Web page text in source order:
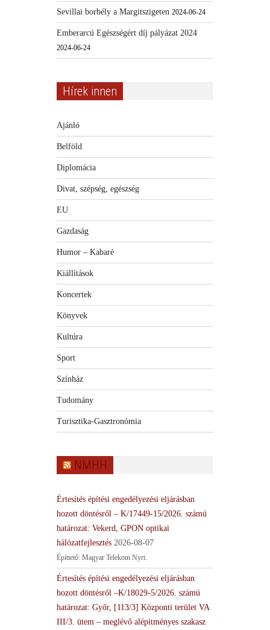
Sevillai borbély a Margitszigeten 2024-06-24
Emberarcú Egészségért díj pályázat 2024
2024-06-24
Hírek innen
Ajánló
Belföld
Diplomácia
Divat, szépség, egészség
EU
Gazdaság
Humor – Kabaré
Kiállítások
Koncertek
Könyvek
Kultúra
Sport
Színház
Tudomány
Turisztika-Gasztronómia
NMHH
Értesítés építési engedélyezési eljárásban
hozott döntésről – K/17449-15/2026. számú
határozat: Vekerd, GPON optikai
hálózatfejlesztés 2026-08-07
Építtető: Magyar Telekom Nyrt.
Értesítés építési engedélyezési eljárásban
hozott döntésről –K/18029-5/2026. számú
határozat: Győr, [113/3] Központi terület VA
III/3. ütem – meglévő alépítményes szakasz